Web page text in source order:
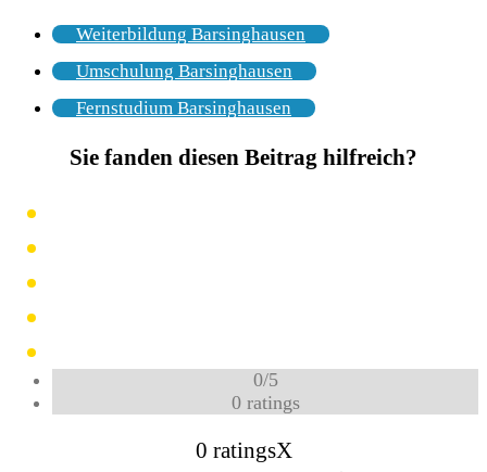
Weiterbildung Barsinghausen
Umschulung Barsinghausen
Fernstudium Barsinghausen
Sie fanden diesen Beitrag hilfreich?
0/5
0ratings
0 ratingsX